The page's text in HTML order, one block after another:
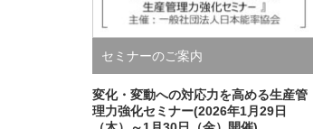
セミナーのご案内
変化・変動への対応力を高める生産管
理力強化セミナー(2026年1月29日